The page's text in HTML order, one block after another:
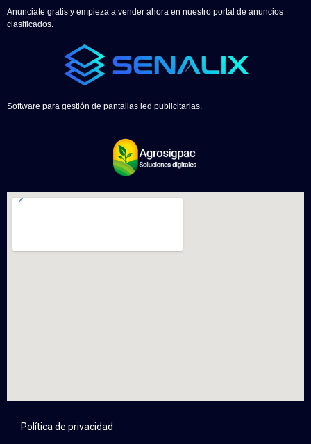
Anunciate gratis y empieza a vender ahora en nuestro portal de anuncios
clasificados.
Software para gestión de pantallas led publicitarias.
Política de privacidad